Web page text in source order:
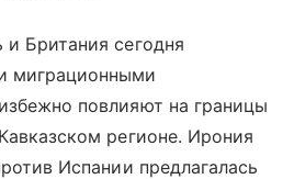
Британия сегодня
миграционными
повлияют на границы
регионе. Ирония
Испании предлагалась